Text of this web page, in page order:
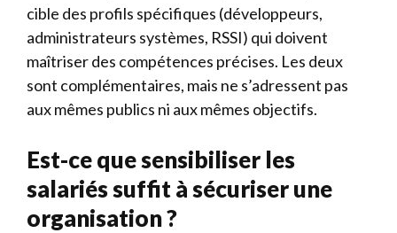
cible des profils spécifiques (développeurs,
administrateurs systèmes, RSSI) qui doivent
maîtriser des compétences précises. Les deux
sont complémentaires, mais ne s’adressent pas
aux mêmes publics ni aux mêmes objectifs.
Est-ce que sensibiliser les
salariés suffit à sécuriser une
organisation ?